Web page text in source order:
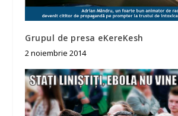
Grupul de presa eKereKesh
2 noiembrie 2014